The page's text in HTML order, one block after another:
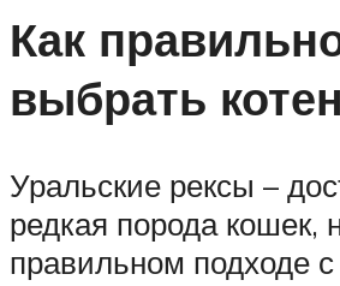
Как
выбрать
Уральские рексы –
редкая порода кошек,
правильном подходе с